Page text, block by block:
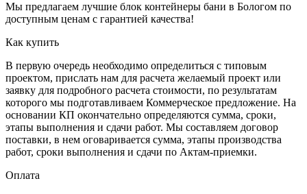
Мы предлагаем лучшие блок контейнеры бани в Бологом по
доступным ценам с гарантией качества!
Как купить
В первую очередь необходимо определиться с типовым
проектом, прислать нам для расчета желаемый проект или
заявку для подробного расчета стоимости, по результатам
которого мы подготавливаем Коммерческое предложение. На
основании КП окончательно определяются сумма, сроки,
этапы выполнения и сдачи работ. Мы составляем договор
поставки, в нем оговаривается сумма, этапы производства
работ, сроки выполнения и сдачи по Актам-приемки.
Оплата